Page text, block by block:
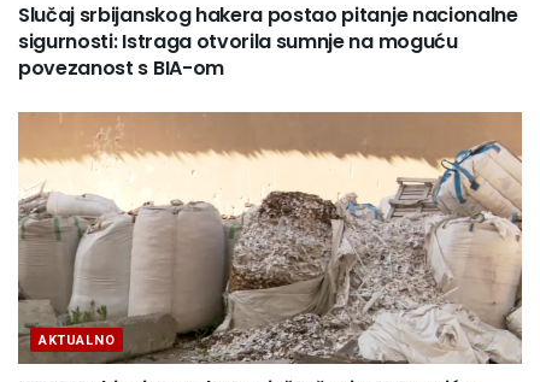
Slučaj srbijanskog hakera postao pitanje nacionalne
sigurnosti: Istraga otvorila sumnje na moguću
povezanost s BIA-om
AKTUALNO